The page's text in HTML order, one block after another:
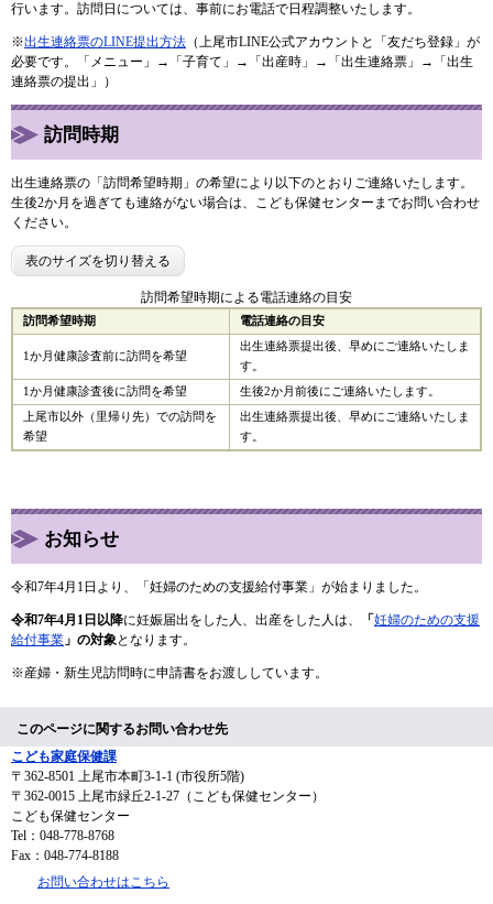
行います。訪問日については、事前にお電話で日程調整いたします。
※出生連絡票のLINE提出方法 （上尾市LINE公式アカウントと「友だち登録」が
必要です。「メニュー」→「子育て」→「出産時」→「出生連絡票」→「出生
連絡票の提出」）
訪問時期
出生連絡票の「訪問希望時期」の希望により以下のとおりご連絡いたします。
生後2か月を過ぎても連絡がない場合は、こども保健センターまでお問い合わせ
ください。
表のサイズを切り替える
訪問希望時期による電話連絡の目安
訪問希望時期 電話連絡の目安
1か月健康診査前に訪問を希望
出生連絡票提出後、早めにご連絡いたしま
す。
1か月健康診査後に訪問を希望 生後2か月前後にご連絡いたします。
上尾市以外（里帰り先）での訪問を
希望
出生連絡票提出後、早めにご連絡いたしま
す。
お知らせ
令和7年4月1日より、「妊婦のための支援給付事業」が始まりました。
令和7年4月1日以降に妊娠届出をした人、出産をした人は、 「 妊婦のための支援
給付事業 」の対象となります。
※産婦・新生児訪問時に申請書をお渡ししています。
このページに関するお問い合わせ先
こども家庭保健課
〒362-8501 上尾市本町3-1-1 (市役所5階)
〒362-0015 上尾市緑丘2-1-27（こども保健センター）
こども保健センター
Tel：048-778-8768
Fax：048-774-8188
お問い合わせはこちら